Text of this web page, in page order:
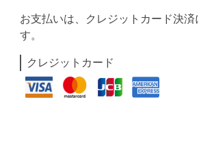
お支払いは、クレジットカード決済
す。
クレジットカード